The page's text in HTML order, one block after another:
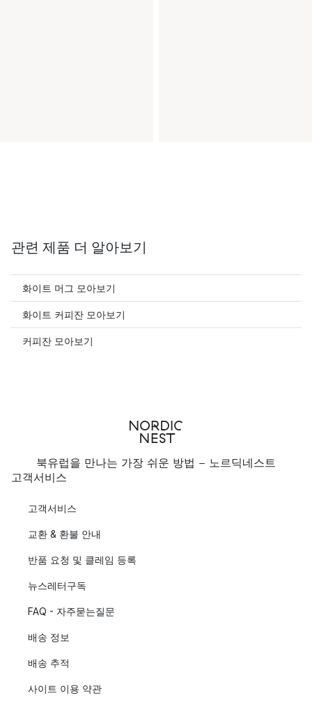
관련 제품 더 알아보기
화이트 머그 모아보기
화이트 커피잔 모아보기
커피잔 모아보기
북유럽을 만나는 가장 쉬운 방법 - 노르딕네스트
고객서비스
고객서비스
교환 & 환불 안내
반품 요청 및 클레임 등록
뉴스레터구독
FAQ - 자주묻는질문
배송 정보
배송 추적
사이트 이용 약관